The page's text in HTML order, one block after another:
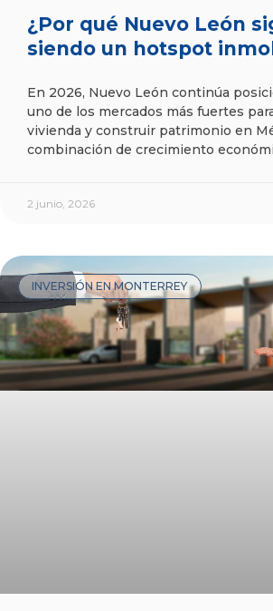
¿Por qué Nuevo León
siendo un hotspot
En 2026, Nuevo León continúa
uno de los mercados más fuertes
vivienda y construir patrimonio en
combinación de crecimiento
2 junio, 2026
INVERSIÓN EN MONTERREY